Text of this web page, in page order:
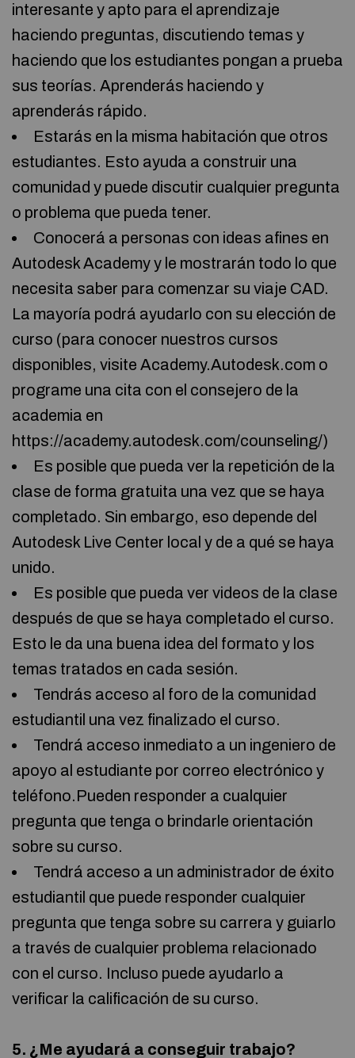
interesante y apto para el aprendizaje
haciendo preguntas, discutiendo temas y
haciendo que los estudiantes pongan a prueba
sus teorías. Aprenderás haciendo y
aprenderás rápido.
Estarás en la misma habitación que otros
estudiantes. Esto ayuda a construir una
comunidad y puede discutir cualquier pregunta
o problema que pueda tener.
Conocerá a personas con ideas afines en
Autodesk Academy y le mostrarán todo lo que
necesita saber para comenzar su viaje CAD.
La mayoría podrá ayudarlo con su elección de
curso (para conocer nuestros cursos
disponibles, visite Academy.Autodesk.com o
programe una cita con el consejero de la
academia en
https://academy.autodesk.com/counseling/)
Es posible que pueda ver la repetición de la
clase de forma gratuita una vez que se haya
completado. Sin embargo, eso depende del
Autodesk Live Center local y de a qué se haya
unido.
Es posible que pueda ver videos de la clase
después de que se haya completado el curso.
Esto le da una buena idea del formato y los
temas tratados en cada sesión.
Tendrás acceso al foro de la comunidad
estudiantil una vez finalizado el curso.
Tendrá acceso inmediato a un ingeniero de
apoyo al estudiante por correo electrónico y
teléfono.Pueden responder a cualquier
pregunta que tenga o brindarle orientación
sobre su curso.
Tendrá acceso a un administrador de éxito
estudiantil que puede responder cualquier
pregunta que tenga sobre su carrera y guiarlo
a través de cualquier problema relacionado
con el curso. Incluso puede ayudarlo a
verificar la calificación de su curso.
5. ¿Me ayudará a conseguir trabajo?